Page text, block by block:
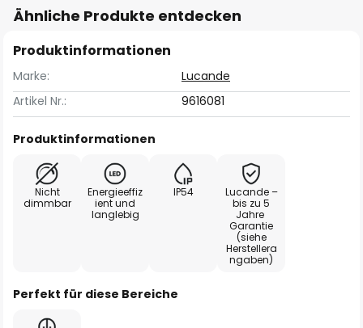
Ähnliche Produkte entdecken
Produktinformationen
Marke:
Lucande
Artikel Nr.:
9616081
Produktinformationen
Nicht
dimmbar
Energieeffiz
ient und
langlebig
IP54
Lucande –
bis zu 5
Jahre
Garantie
(siehe
Herstellera
ngaben)
Perfekt für diese Bereiche